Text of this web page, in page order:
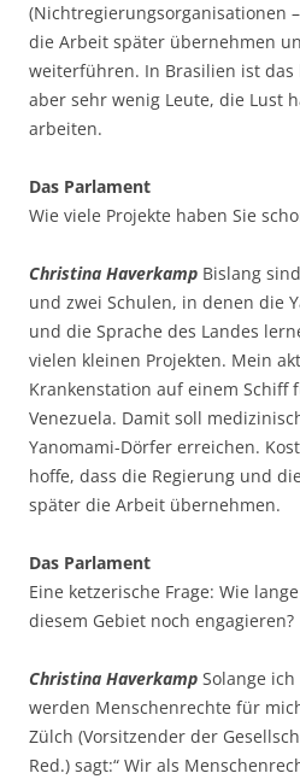
(Nichtregierungsorganisationen
die Arbeit später übernehmen
weiterführen. In Brasilien ist das
aber sehr wenig Leute, die Lust
arbeiten.
Das Parlament
Wie viele Projekte haben Sie
Christina Haverkamp Bislang
und zwei Schulen, in denen die
und die Sprache des Landes
vielen kleinen Projekten. Mein
Krankenstation auf einem Schiff
Venezuela. Damit soll
Yanomami-Dörfer erreichen.
hoffe, dass die Regierung und
später die Arbeit übernehmen.
Das Parlament
Eine ketzerische Frage: Wie
diesem Gebiet noch engagieren?
Christina Haverkamp Solange
werden Menschenrechte für
Zülch (Vorsitzender der
Red.) sagt:“ Wir als